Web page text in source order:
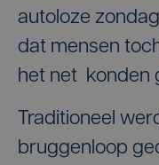
autoloze
dat mensen
het net konden
Traditioneel
bruggenloop